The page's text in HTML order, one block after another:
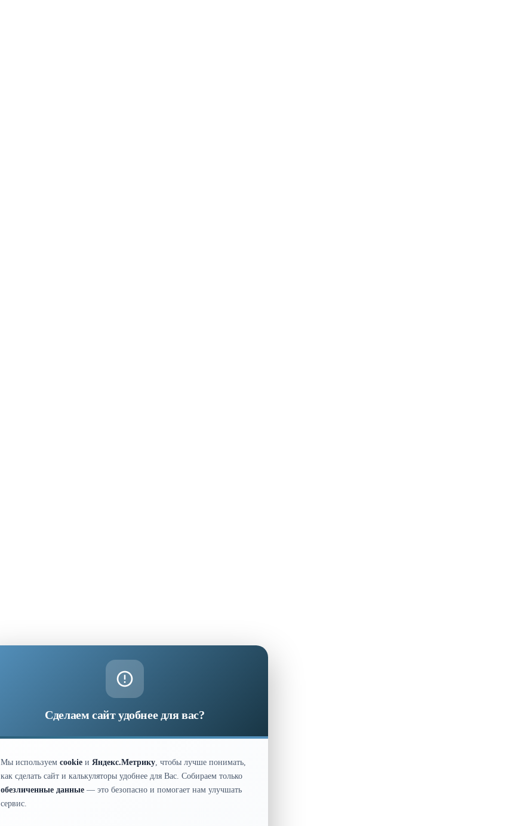
Сделаем сайт удобнее для вас?
Мы используем cookie и Яндекс.Метрику, чтобы лучше понимать,
как сделать сайт и калькуляторы удобнее для Вас. Собираем только
обезличенные данные — это безопасно и помогает нам улучшать
сервис.